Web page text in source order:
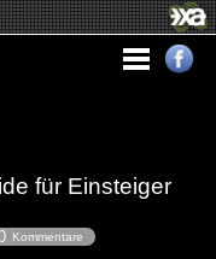
für Einsteiger
Kommentare